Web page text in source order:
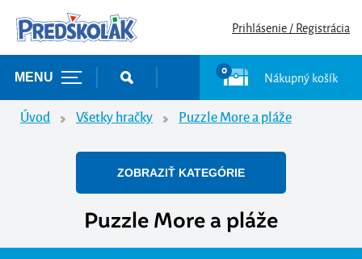
Prihlásenie / Registrácia
MENU
0 Nákupný košík
Úvod Všetky hračky Puzzle More a pláže
ZOBRAZIŤ KATEGÓRIE
Puzzle More a pláže